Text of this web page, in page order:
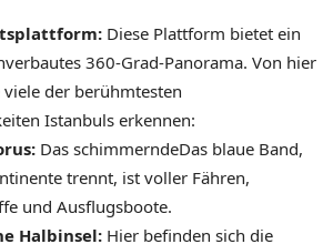
Diese Plattform bietet ein
360-Grad-Panorama. Von hier
viele der berühmtesten
Istanbuls erkennen:
Das schimmerndeDas blaue Band,
trennt, ist voller Fähren,
und Ausflugsboote.
Halbinsel: Hier befinden sich die